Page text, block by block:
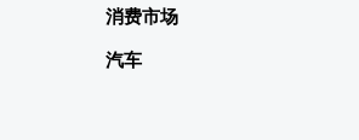
消费市场
汽车